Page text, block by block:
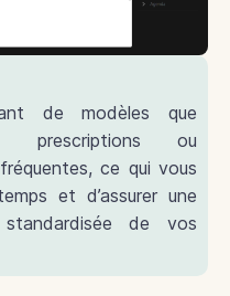
de modèles que
prescriptions ou
ce qui vous
et d’assurer une
de vos